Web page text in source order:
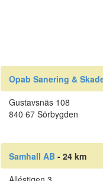
Opab Sanering &
Gustavsnäs 108
840 67 Sörbygden
Samhall AB- 24 km